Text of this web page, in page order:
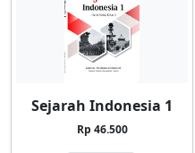
Sejarah Indonesia 1
Rp 46.500